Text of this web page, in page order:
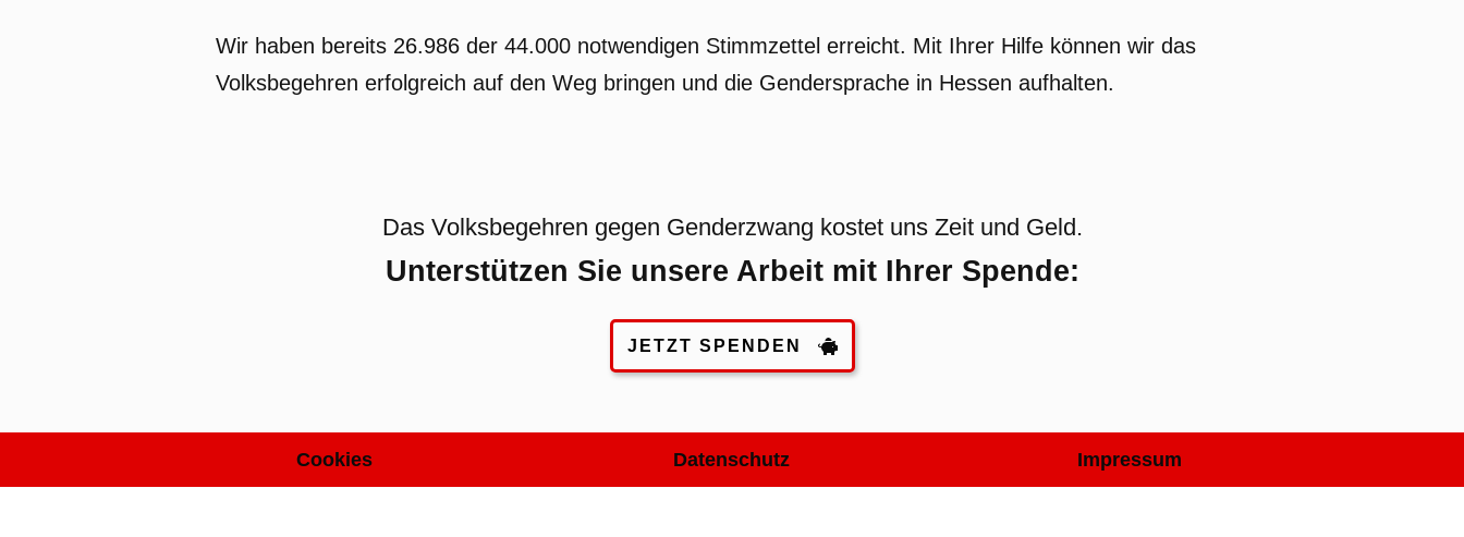
Wir haben bereits 26.986 der 44.000 notwendigen Stimmzettel erreicht. Mit Ihrer Hilfe können wir das
Volksbegehren erfolgreich auf den Weg bringen und die Gendersprache in Hessen aufhalten.
Das Volksbegehren gegen Genderzwang kostet uns Zeit und Geld.
Unterstützen Sie unsere Arbeit mit Ihrer Spende:
JETZT SPENDEN
Cookies Datenschutz Impressum